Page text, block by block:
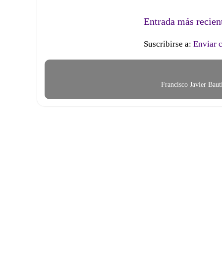
Entrada más
Suscribirse a: Enviar
Francisco Javier